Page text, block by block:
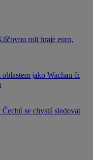
roli hraje euro,
jako Wachau či
se chystá sledovat